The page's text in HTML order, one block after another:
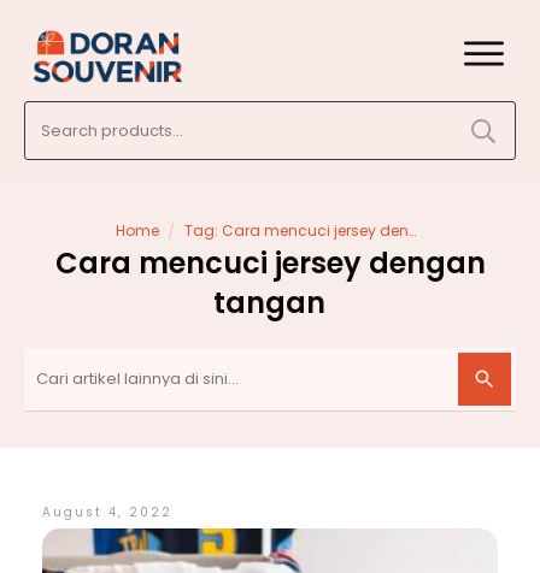
for:
Home / Tag: Cara mencuci jersey dengan tangan
Cara mencuci jersey dengan
tangan
August 4, 2022